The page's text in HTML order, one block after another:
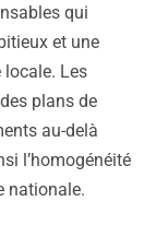
qui
et une
locale. Les
plans de
au-delà
l’homogénéité
nationale.